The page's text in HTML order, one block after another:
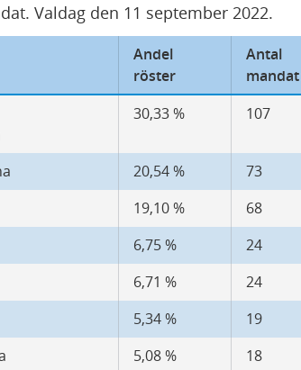
Valdag den 11 september 2022.
Andel
röster
Antal
mandat
30,33 % 107
20,54 %
73
19,10 %
68
6,75 %
24
6,71 %
24
5,34 %
19
5,08 %
18